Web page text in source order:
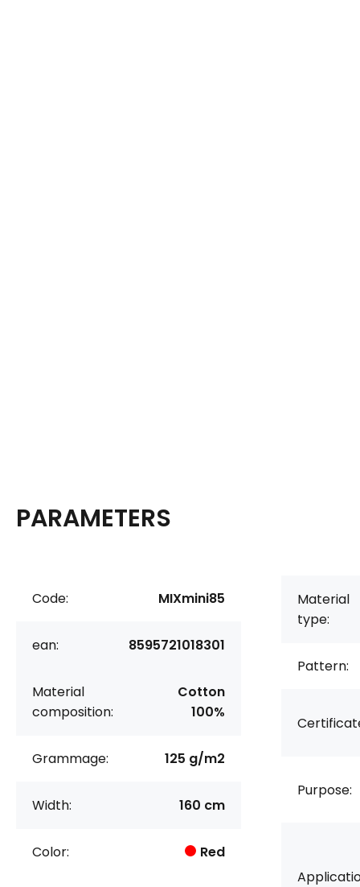
PARAMETERS
Code: MIXmini85
ean: 8595721018301
Material
composition:
Cotton
100%
Grammage: 125 g/m2
Width: 160 cm
Color: Red
Material
type:
Pattern:
Purpose: